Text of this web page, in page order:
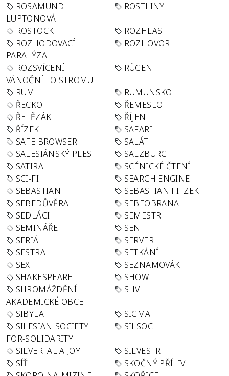
ROSAMUND
LUPTONOVÁ
ROSTLINY
ROSTOCK
ROZHLAS
ROZHODOVACÍ
PARALÝZA
ROZHOVOR
ROZSVÍCENÍ
VÁNOČNÍHO STROMU
RÜGEN
RUM
RUMUNSKO
ŘECKO
ŘEMESLO
ŘETĚZÁK
ŘÍJEN
ŘÍZEK
SAFARI
SAFE BROWSER
SALÁT
SALESIÁNSKÝ PLES
SALZBURG
SATIRA
SCÉNICKÉ ČTENÍ
SCI-FI
SEARCH ENGINE
SEBASTIAN
SEBASTIAN FITZEK
SEBEDŮVĚRA
SEBEOBRANA
SEDLÁCI
SEMESTR
SEMINÁŘE
SEN
SERIÁL
SERVER
SESTRA
SETKÁNÍ
SEX
SEZNAMOVÁK
SHAKESPEARE
SHOW
SHROMÁŽDĚNÍ
AKADEMICKÉ OBCE
SHV
SIBYLA
SIGMA
SILESIAN-SOCIETY-
FOR-SOLIDARITY
SILSOC
SILVERTAL A JOY
SILVESTR
SÍŤ
SKOČNÝ PŘÍLIV